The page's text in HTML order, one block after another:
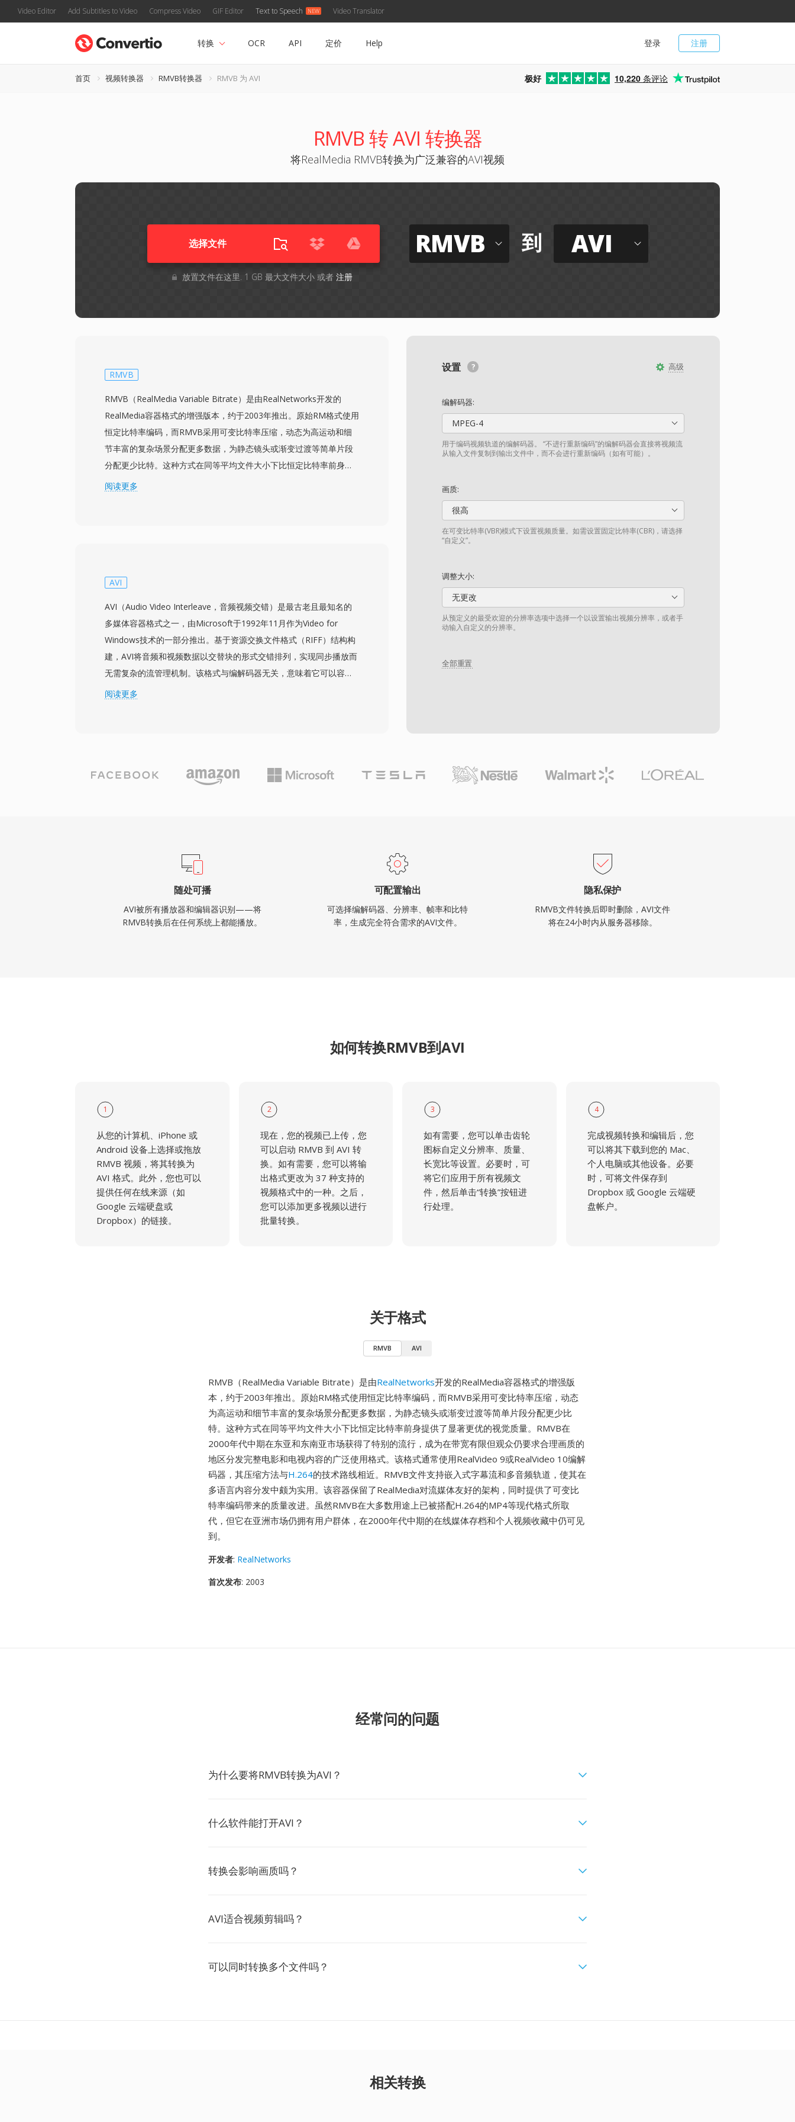
Video Editor Add Subtitles to Video Compress Video GIF Editor Text to Speech Video Translator
注册
登录
转换 OCR API 定价 Help
首页 视频转换器 RMVB转换器 RMVB 为 AVI 极好 10,220 条评论
RMVB 转 AVI 转换器
将RealMedia RMVB转换为广泛兼容的AVI视频
选择文件
放置文件在这里. 1 GB 最大文件大小 或者 注册
RMVB 到 AVI
高级
设置
编解码器:
MPEG-4
用于编码视频轨道的编解码器。 “不进行重新编码”的编解码器会直接将视频流
从输入文件复制到输出文件中，而不会进行重新编码（如有可能）。
画质:
很高
在可变比特率(VBR)模式下设置视频质量。如需设置固定比特率(CBR)，请选择
“自定义”。
调整大小:
无更改
从预定义的最受欢迎的分辨率选项中选择一个以设置输出视频分辨率，或者手
动输入自定义的分辨率。
全部重置
RMVB
RMVB（RealMedia Variable Bitrate）是由RealNetworks开发的
RealMedia容器格式的增强版本，约于2003年推出。原始RM格式使用
恒定比特率编码，而RMVB采用可变比特率压缩，动态为高运动和细
节丰富的复杂场景分配更多数据，为静态镜头或渐变过渡等简单片段
分配更少比特。这种方式在同等平均文件大小下比恒定比特率前身提
供了显著更优的视觉质量。RMVB在2000年代中期在东亚和东南亚市
供了可变比特率编码带来的质量改进。虽然RMVB在大多数用途上已
群体，在2000年代中期的在线媒体存档和个人视频收藏中仍可见到。
阅读更多
AVI
AVI（Audio Video Interleave，音频视频交错）是最古老且最知名的
多媒体容器格式之一，由Microsoft于1992年11月作为Video for
Windows技术的一部分推出。基于资源交换文件格式（RIFF）结构构
建，AVI将音频和视频数据以交替块的形式交错排列，实现同步播放而
无需复杂的流管理机制。该格式与编解码器无关，意味着它可以容纳
几乎任何编解码器压缩的视频，从早期的Cinepak和Indeo到现代的
原始规范存在局限性，包括早期实现中2 GB的文件大小上限，以及不
原生支持可变帧率或高级字幕格式。OpenDML扩展（AVI 2.0）通过
阅读更多
随处可播
AVI被所有播放器和编辑器识别——将
RMVB转换后在任何系统上都能播放。
可配置输出
可选择编解码器、分辨率、帧率和比特
率，生成完全符合需求的AVI文件。
隐私保护
RMVB文件转换后即时删除，AVI文件
将在24小时内从服务器移除。
如何转换RMVB到AVI
1
从您的计算机、iPhone 或
Android 设备上选择或拖放
RMVB 视频，将其转换为
AVI 格式。此外，您也可以
提供任何在线来源（如
Google 云端硬盘或
Dropbox）的链接。
2
现在，您的视频已上传，您
可以启动 RMVB 到 AVI 转
换。如有需要，您可以将输
出格式更改为 37 种支持的
视频格式中的一种。之后，
您可以添加更多视频以进行
批量转换。
3
如有需要，您可以单击齿轮
图标自定义分辨率、质量、
长宽比等设置。必要时，可
将它们应用于所有视频文
件，然后单击“转换”按钮进
行处理。
4
完成视频转换和编辑后，您
可以将其下载到您的 Mac、
个人电脑或其他设备。必要
时，可将文件保存到
Dropbox 或 Google 云端硬
盘帐户。
关于格式
RMVB AVI
RMVB（RealMedia Variable Bitrate）是由RealNetworks开发的RealMedia容器格式的增强版
本，约于2003年推出。原始RM格式使用恒定比特率编码，而RMVB采用可变比特率压缩，动态
为高运动和细节丰富的复杂场景分配更多数据，为静态镜头或渐变过渡等简单片段分配更少比
特。这种方式在同等平均文件大小下比恒定比特率前身提供了显著更优的视觉质量。RMVB在
2000年代中期在东亚和东南亚市场获得了特别的流行，成为在带宽有限但观众仍要求合理画质的
地区分发完整电影和电视内容的广泛使用格式。该格式通常使用RealVideo 9或RealVideo 10编解
码器，其压缩方法与H.264的技术路线相近。RMVB文件支持嵌入式字幕流和多音频轨道，使其在
多语言内容分发中颇为实用。该容器保留了RealMedia对流媒体友好的架构，同时提供了可变比
特率编码带来的质量改进。虽然RMVB在大多数用途上已被搭配H.264的MP4等现代格式所取
代，但它在亚洲市场仍拥有用户群体，在2000年代中期的在线媒体存档和个人视频收藏中仍可见
到。
开发者: RealNetworks
首次发布: 2003
经常问的问题
为什么要将RMVB转换为AVI？
什么软件能打开AVI？
转换会影响画质吗？
AVI适合视频剪辑吗？
可以同时转换多个文件吗？
相关转换